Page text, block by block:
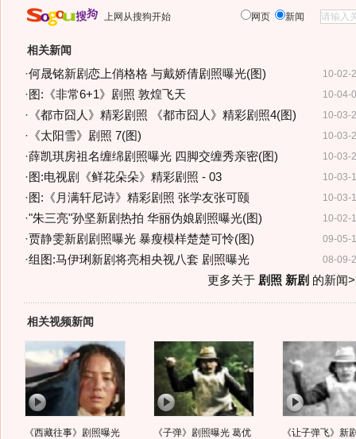
上网从搜狗开始 网页 新闻
相关新闻
10-02-
·何晟铭新剧恋上俏格格 与戴娇倩剧照曝光(图)
10-04-
· 图:《非常6+1》剧照 敦煌飞天
10-03-
· 《都市囧人》精彩剧照 《都市囧人》精彩剧照4(图)
10-03-
· 《太阳雪》剧照 7(图)
10-03-
·薛凯琪房祖名缠绵剧照曝光 四脚交缠秀亲密(图)
10-03-
· 图:电视剧《鲜花朵朵》精彩剧照 - 03
10-03-
· 图:《月满轩尼诗》精彩剧照 张学友张可颐
10-02-
·"朱三亮"孙坚新剧热拍 华丽伪娘剧照曝光(图)
09-05-
·贾静雯新剧剧照曝光 暴瘦模样楚楚可怜(图)
08-09-
·组图:马伊琍新剧将亮相央视八套 剧照曝光
更多关于 剧照 新剧 的新闻
相关视频新闻
《西藏往事》剧照曝光
《子弹》剧照曝光 葛优
《让子弹飞》新